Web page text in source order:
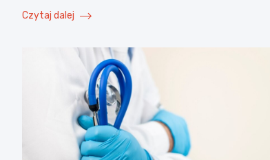
Czytaj dalej